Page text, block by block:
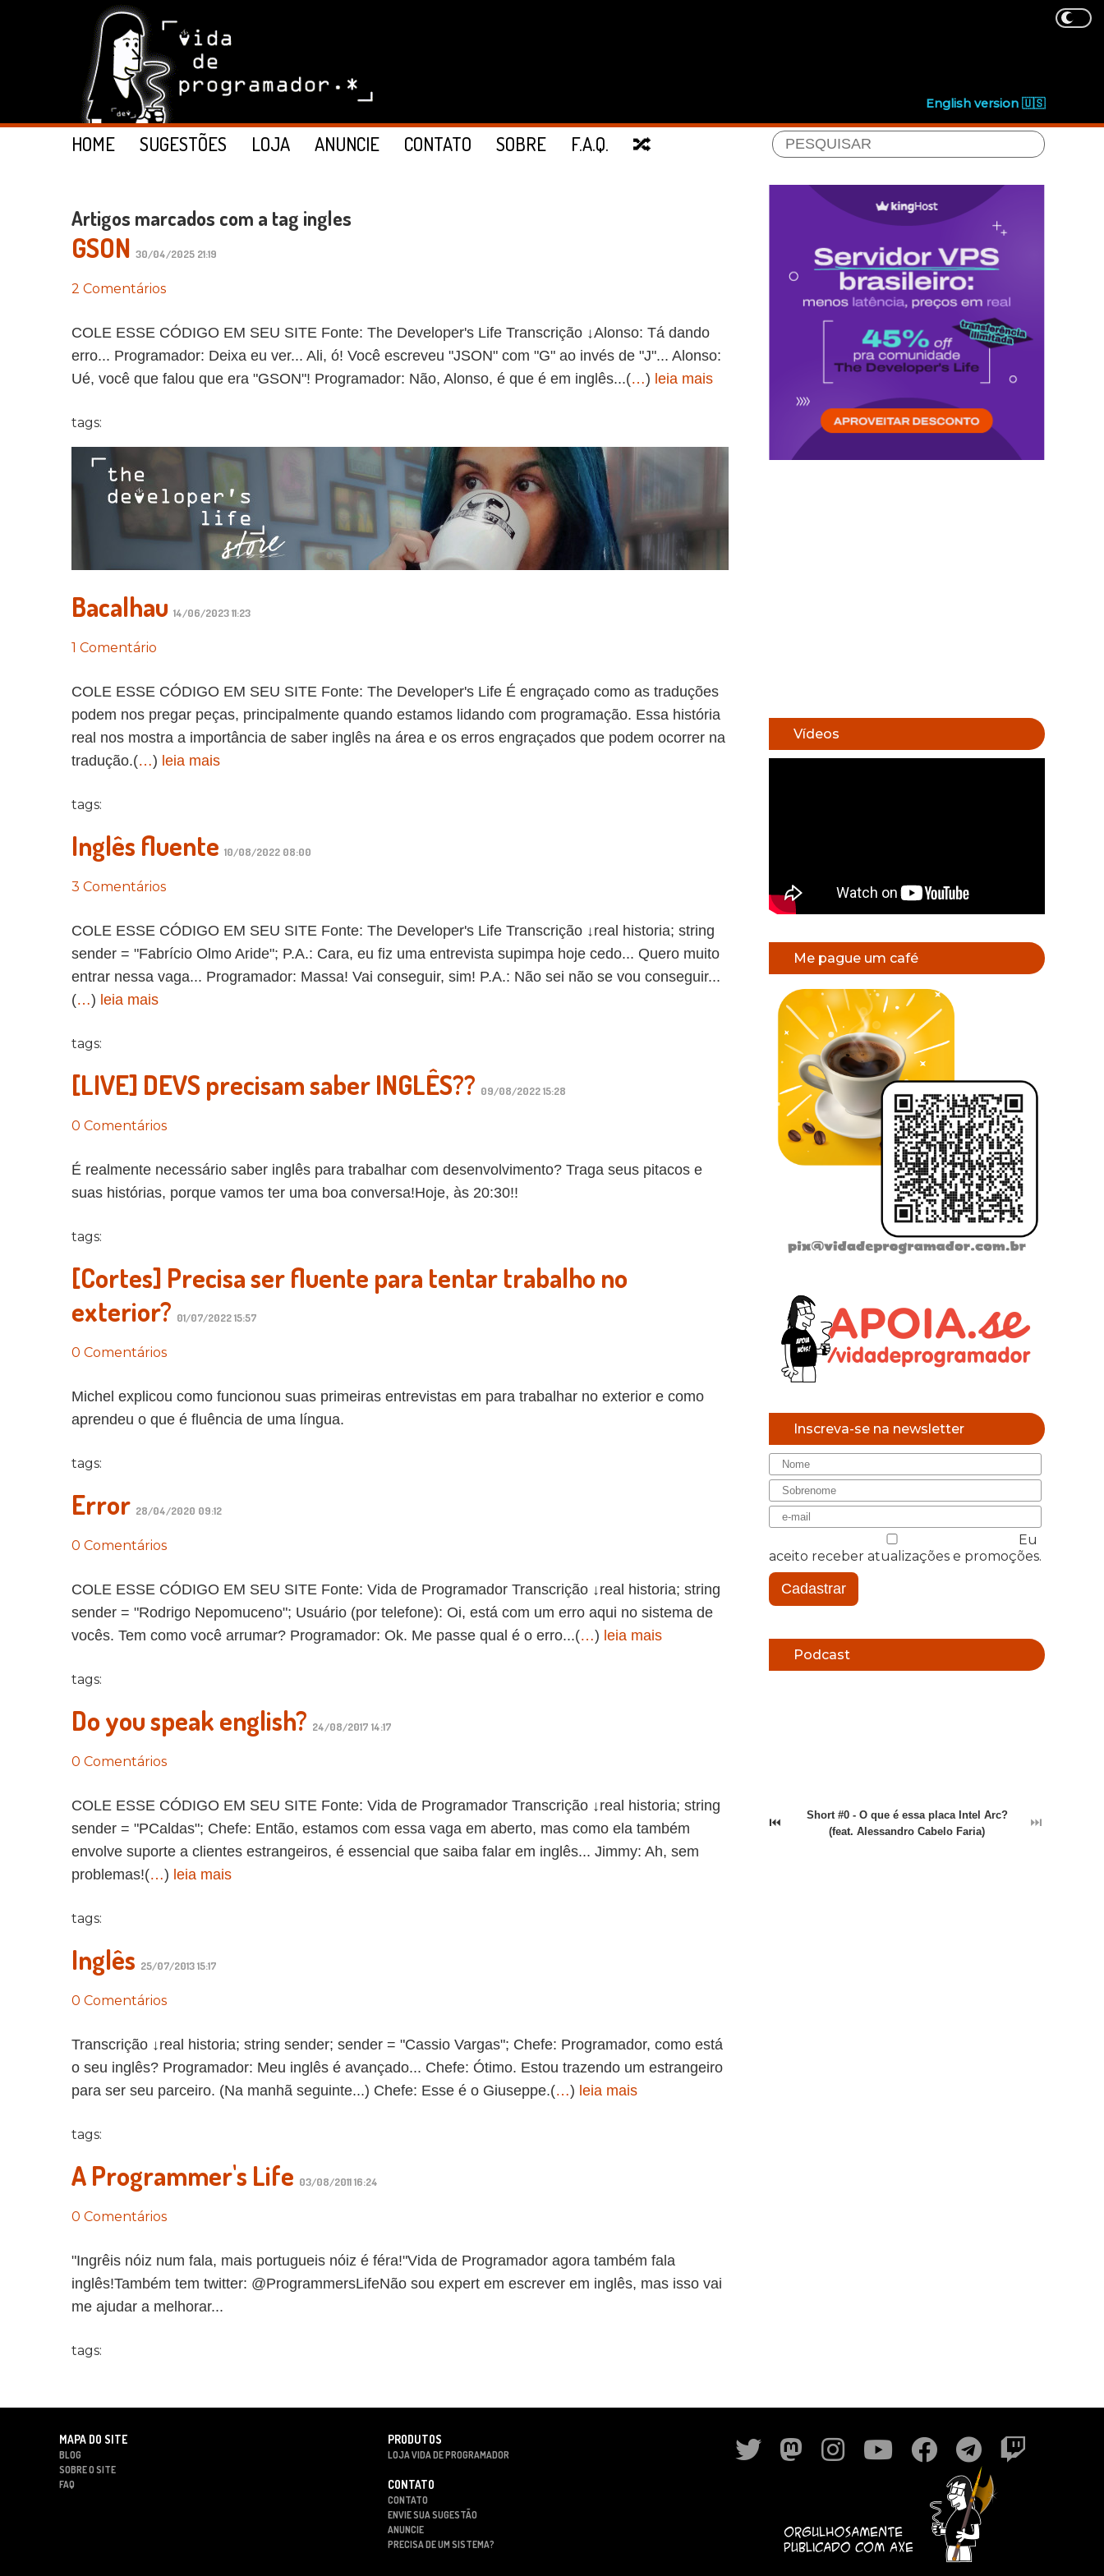
English version 🇺🇸
HOME SUGESTÕES LOJA ANUNCIE CONTATO SOBRE F.A.Q. 🔀
Artigos marcados com a tag ingles
GSON 30/04/2025 21:19
2 Comentários
COLE ESSE CÓDIGO EM SEU SITE Fonte: The Developer's Life Transcrição ↓Alonso: Tá dando
erro... Programador: Deixa eu ver... Ali, ó! Você escreveu "JSON" com "G" ao invés de "J"... Alonso:
Ué, você que falou que era "GSON"! Programador: Não, Alonso, é que é em inglês...(…) leia mais
tags:
Bacalhau 14/06/2023 11:23
1 Comentário
COLE ESSE CÓDIGO EM SEU SITE Fonte: The Developer's Life É engraçado como as traduções
podem nos pregar peças, principalmente quando estamos lidando com programação. Essa história
real nos mostra a importância de saber inglês na área e os erros engraçados que podem ocorrer na
tradução.(…) leia mais
tags:
Inglês fluente 10/08/2022 08:00
3 Comentários
COLE ESSE CÓDIGO EM SEU SITE Fonte: The Developer's Life Transcrição ↓real historia; string
sender = "Fabrício Olmo Aride"; P.A.: Cara, eu fiz uma entrevista supimpa hoje cedo... Quero muito
entrar nessa vaga... Programador: Massa! Vai conseguir, sim! P.A.: Não sei não se vou conseguir...
(…) leia mais
tags:
[LIVE] DEVS precisam saber INGLÊS?? 09/08/2022 15:28
0 Comentários
É realmente necessário saber inglês para trabalhar com desenvolvimento? Traga seus pitacos e
suas histórias, porque vamos ter uma boa conversa!Hoje, às 20:30!!
tags:
[Cortes] Precisa ser fluente para tentar trabalho no
exterior? 01/07/2022 15:57
0 Comentários
Michel explicou como funcionou suas primeiras entrevistas em para trabalhar no exterior e como
aprendeu o que é fluência de uma língua.
tags:
Error 28/04/2020 09:12
0 Comentários
COLE ESSE CÓDIGO EM SEU SITE Fonte: Vida de Programador Transcrição ↓real historia; string
sender = "Rodrigo Nepomuceno"; Usuário (por telefone): Oi, está com um erro aqui no sistema de
vocês. Tem como você arrumar? Programador: Ok. Me passe qual é o erro...(…) leia mais
tags:
Do you speak english? 24/08/2017 14:17
0 Comentários
COLE ESSE CÓDIGO EM SEU SITE Fonte: Vida de Programador Transcrição ↓real historia; string
sender = "PCaldas"; Chefe: Então, estamos com essa vaga em aberto, mas como ela também
envolve suporte a clientes estrangeiros, é essencial que saiba falar em inglês... Jimmy: Ah, sem
problemas!(…) leia mais
tags:
Inglês 25/07/2013 15:17
0 Comentários
Transcrição ↓real historia; string sender; sender = "Cassio Vargas"; Chefe: Programador, como está
o seu inglês? Programador: Meu inglês é avançado... Chefe: Ótimo. Estou trazendo um estrangeiro
para ser seu parceiro. (Na manhã seguinte...) Chefe: Esse é o Giuseppe.(…) leia mais
tags:
A Programmer's Life 03/08/2011 16:24
0 Comentários
"Ingrêis nóiz num fala, mais portugueis nóiz é féra!"Vida de Programador agora também fala
inglês!Também tem twitter: @ProgrammersLifeNão sou expert em escrever em inglês, mas isso vai
me ajudar a melhorar...
tags:
Vídeos
Me pague um café
Inscreva-se na newsletter
Eu
aceito receber atualizações e promoções.
Cadastrar
Podcast
⏮
Short #0 - O que é essa placa Intel Arc?
(feat. Alessandro Cabelo Faria)
⏭
MAPA DO SITE
BLOG
SOBRE O SITE
FAQ
PRODUTOS
LOJA VIDA DE PROGRAMADOR
CONTATO
CONTATO
ENVIE SUA SUGESTÃO
ANUNCIE
PRECISA DE UM SISTEMA?